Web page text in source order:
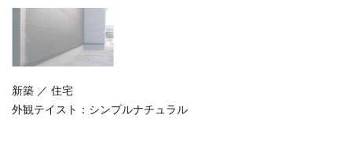
新築 ／ 住宅
外観テイスト： シンプルナチュラル